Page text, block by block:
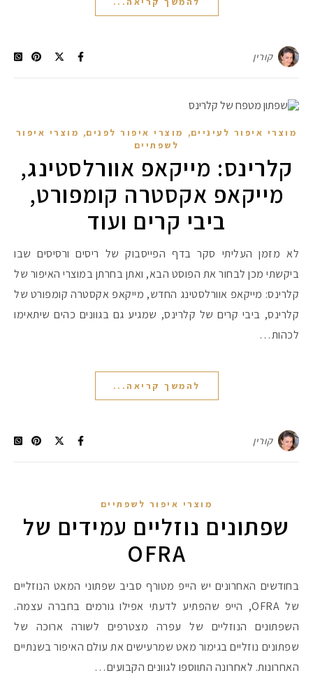
קורין
מוצרי איפור לעיניים, מוצרי איפור לפנים, מוצרי איפור
לשפתיים
קלרינס: מייקאפ אוורלסטינג,
מייקאפ אקסטרה קומפורט,
ביבי קרים ועוד
לא מזמן העליתי סקר בדף הפייסבוק של ריסים ורסיסים שבו
ביקשתי מכן לבחור את הפוסט הבא, ואתן בחרתן במוצרי האיפור של
קלרינס: מייקאפ אוורלסטינג החדש, מייקאפ אקסטרה קומפורט של
קלרינס, ביבי קרים של קלרינס, שמגיע גם בגוונים כהים שיתאימו
לכהות…
להמשך קריאה...
קורין
מוצרי איפור לשפתיים
שפתונים נוזליים עמידים של
OFRA
בחודשים האחרונים יש הייפ מטורף סביב שפתוני המאט הנוזליים
של OFRA, הייפ שהפתיע לדעתי אפילו גורמים בחברה עצמה.
השפתונים הנוזליים של עפרה מצטרפים לשורה ארוכה של
שפתונים נוזליים בגימור מאט שמרעישים את עולם האיפור בשנתיים
האחרונות. לאחרונה התווספו לגוונים הקבועים…